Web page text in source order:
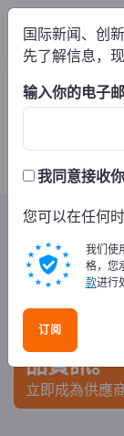
塑料板 –
5
Exportpages
在
在
品資訊。
立即成為供應
国际新闻、创
先了解信息，
输入你的电子
我同意接收
您可以在任何
我们使
格，您
款进行
订阅